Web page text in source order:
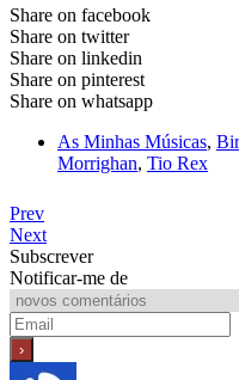
Share on facebook
Share on twitter
Share on linkedin
Share on pinterest
Share on whatsapp
As Minhas Músicas,
Morrighan, Tio Rex
Prev
Next
Subscrever
Notificar-me de